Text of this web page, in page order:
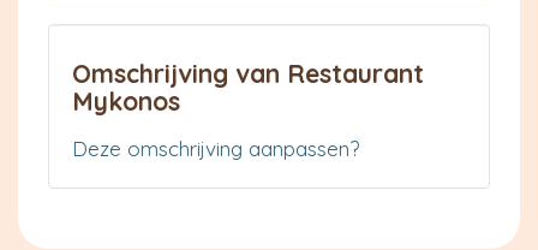
Omschrijving van Restaurant
Mykonos
Deze omschrijving aanpassen?